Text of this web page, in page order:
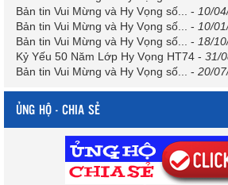
Bản tin Vui Mừng và Hy Vọng số... - 10/
Bản tin Vui Mừng và Hy Vọng số... - 10/
Bản tin Vui Mừng và Hy Vọng số... - 18/
Kỷ Yếu 50 Năm Lớp Hy Vọng HT74 - 31/
Bản tin Vui Mừng và Hy Vọng số... - 20/
ỦNG HỘ - CHIA SẺ